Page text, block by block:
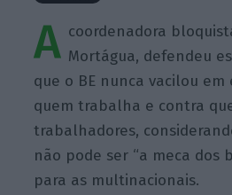
A coordenadora
Mortágua, defendeu
que o BE nunca vacilou
quem trabalha e contra
trabalhadores,
não pode ser “a meca dos
para as multinacionais.